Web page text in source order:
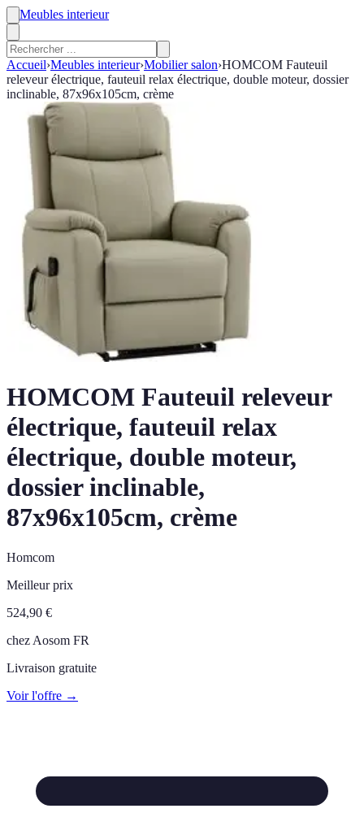
Meubles interieur
Accueil›Meubles interieur›Mobilier salon›HOMCOM Fauteuil
releveur électrique, fauteuil relax électrique, double moteur, dossier
inclinable, 87x96x105cm, crème
HOMCOM Fauteuil releveur
électrique, fauteuil relax
électrique, double moteur,
dossier inclinable,
87x96x105cm, crème
Homcom
Meilleur prix
524,90 €
chez Aosom FR
Livraison gratuite
Voir l'offre →